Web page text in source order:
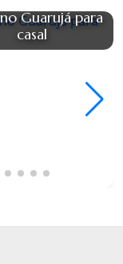
Guarujá para
casal